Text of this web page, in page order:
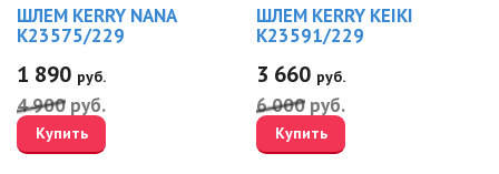
ШЛЕМ KERRY NANA
K23575/229
1 890 руб.
4 900 руб.
Купить
ШЛЕМ KERRY KEIKI
K23591/229
3 660 руб.
6 000 руб.
Купить